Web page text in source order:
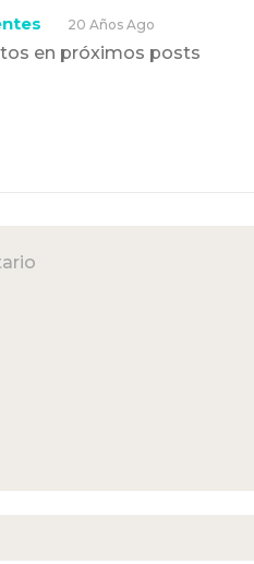
20 Años Ago
en próximos posts